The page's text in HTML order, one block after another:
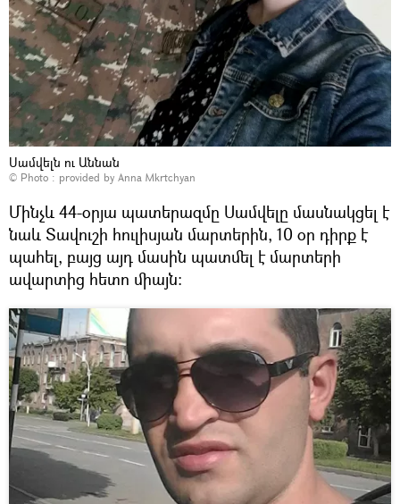
Սամվելն ու Աննան
© Photo : provided by Anna Mkrtchyan
Մինչև 44-օրյա պատերազմը Սամվելը մասնակցել է
նաև Տավուշի հուլիսյան մարտերին, 10 օր դիրք է
պահել, բայց այդ մասին պատմել է մարտերի
ավարտից հետո միայն։